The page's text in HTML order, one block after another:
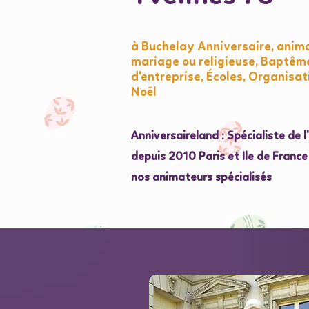
à Buchelay Anniversaire,
mariage ou religieuse,
d'entreprise, Écoles,
Noël
Anniversaireland : Spécialiste
depuis 2010 Paris et Ile de
nos animateurs spécialisés